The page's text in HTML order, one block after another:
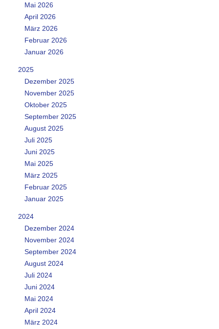
Mai 2026
April 2026
März 2026
Februar 2026
Januar 2026
2025
Dezember 2025
November 2025
Oktober 2025
September 2025
August 2025
Juli 2025
Juni 2025
Mai 2025
März 2025
Februar 2025
Januar 2025
2024
Dezember 2024
November 2024
September 2024
August 2024
Juli 2024
Juni 2024
Mai 2024
April 2024
März 2024